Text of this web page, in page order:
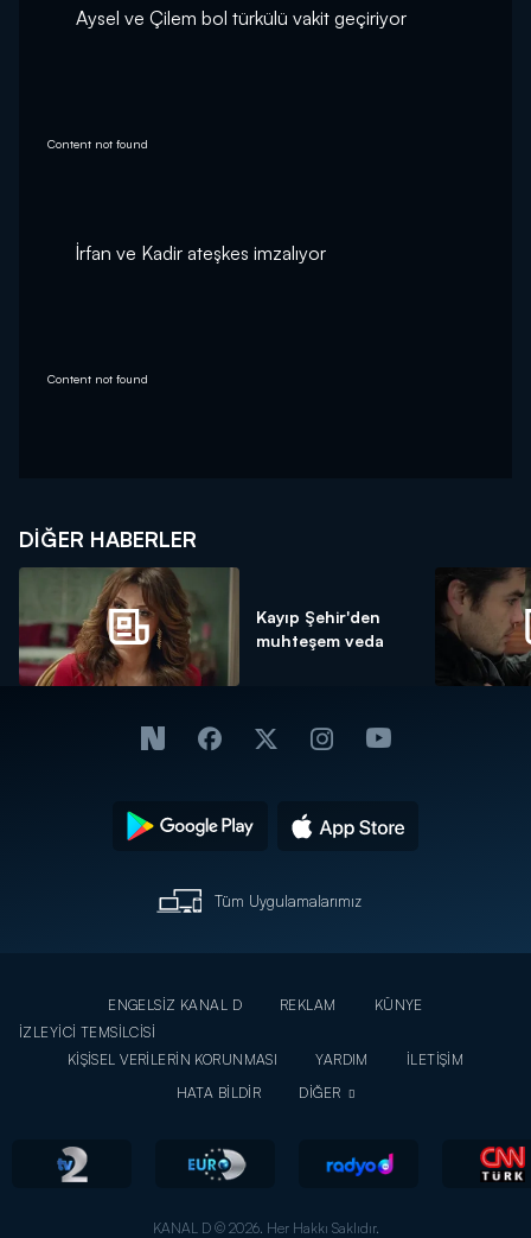
Aysel ve Çilem bol türkülü vakit geçiriyor
Content not found
İrfan ve Kadir ateşkes imzalıyor
Content not found
DIĞER HABERLER
Kayıp Şehir'den
muhteşem veda
Tüm Uygulamalarımız
ENGELSİZ KANAL D REKLAM
KÜNYE
İZLEYİCİ TEMSİLCİSİ
KİŞİSEL VERİLERİN KORUNMASI
YARDIM
İLETİŞİM
HATA BİLDİR
DİĞER
KANAL D © 2026. Her Hakkı Saklıdır.